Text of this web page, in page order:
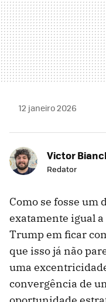
12 janeiro 2026
Victor
Redator
Como se fosse um
exatamente igual
Trump em ficar
que isso já não
uma
convergência de